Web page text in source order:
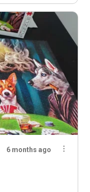
6 months ago